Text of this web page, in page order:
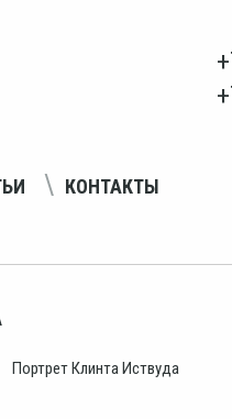
КОНТАКТЫ
Портрет Клинта Иствуда